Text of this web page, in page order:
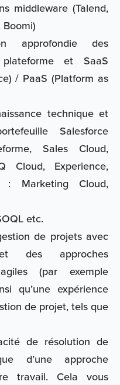
middleware (Talend,
approfondie des
et SaaS
/ PaaS (Platform as
technique et
Salesforce
Sales Cloud,
Cloud, Experience,
Marketing Cloud,
etc.
de projets avec
des approches
(par exemple
qu’une expérience
de projet, tels que
de résolution de
d’une approche
travail. Cela vous